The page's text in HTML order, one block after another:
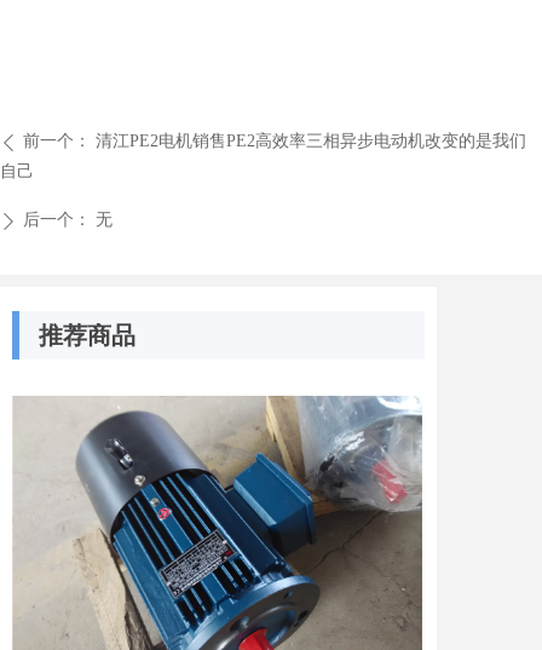
ꄴ 前一个：
清江PE2电机销售PE2高效率三相异步电动机改变的是我们
自己
ꄲ 后一个： 无
推荐商品